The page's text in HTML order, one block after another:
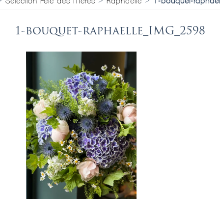
1-bouquet-raphaelle_IMG_2598